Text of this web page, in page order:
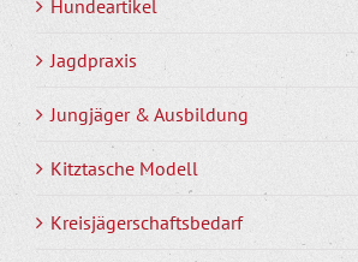
Hundeartikel
Jagdpraxis
Jungjäger & Ausbildung
Kitztasche Modell
Kreisjägerschaftsbedarf